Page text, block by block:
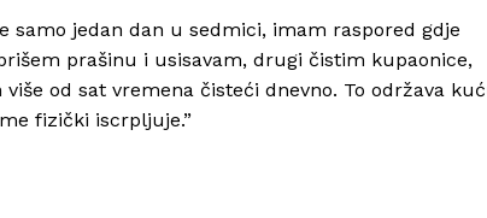
samo jedan dan u sedmici, imam raspored gdje
prašinu i usisavam, drugi čistim kupaonice,
od sat vremena čisteći dnevno. To održava
fizički iscrpljuje.”